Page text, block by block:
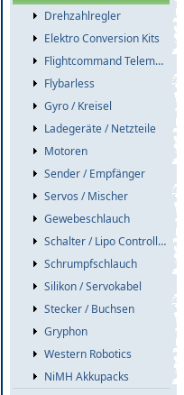
Drehzahlregler
Elektro Conversion Kits
Flightcommand Telemetrie
Flybarless
Gyro / Kreisel
Ladegeräte / Netzteile
Motoren
Sender / Empfänger
Servos / Mischer
Gewebeschlauch
Schalter / Lipo Controller / Akkuweichen
Schrumpfschlauch
Silikon / Servokabel
Stecker / Buchsen
Gryphon
Western Robotics
NiMH Akkupacks